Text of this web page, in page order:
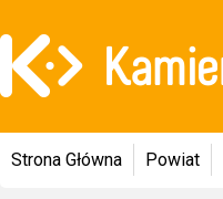
Strona Główna Powiat